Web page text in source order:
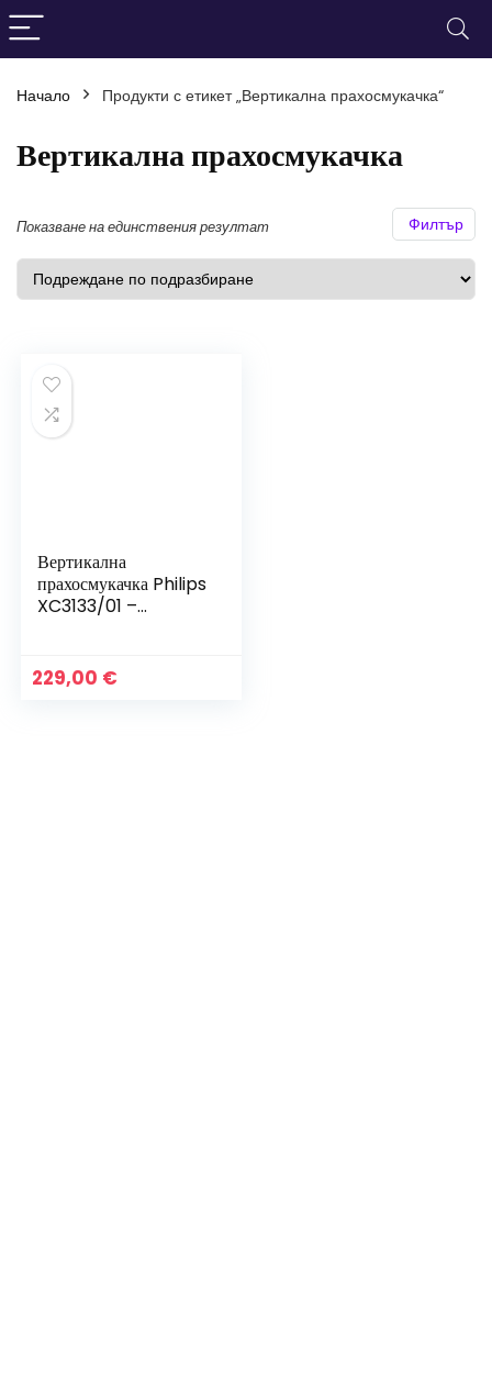
Начало Продукти с етикет „Вертикална прахосмукачка“
Вертикална прахосмукачка
Филтър
Показване на единствения резултат
Вертикална
прахосмукачка Philips
XC3133/01 –
229,00 €